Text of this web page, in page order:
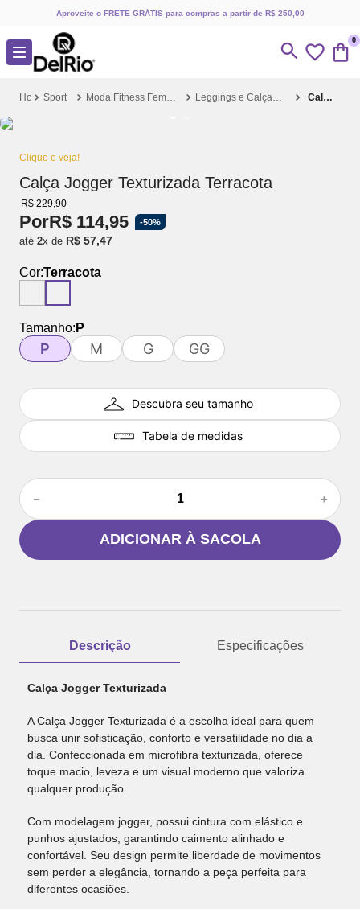
Aproveite o FRETE GRÁTIS para compras a partir de R$ 250,00
0
Sport Moda Fitness Feminina Leggings e Calças Fitness Calça Jogger Texturizada Terracota
Clique e veja!
Calça Jogger Texturizada Terracota
R$ 229,90
PorR$ 114,95 -50%
até 2x de R$ 57,47
Cor:Terracota
Tamanho: P
P M G GG
Descubra seu tamanho
Tabela de medidas
＋
－
ADICIONAR À SACOLA
Descrição Especificações
Calça Jogger Texturizada
A Calça Jogger Texturizada é a escolha ideal para quem
busca unir sofisticação, conforto e versatilidade no dia a
dia. Confeccionada em microfibra texturizada, oferece
toque macio, leveza e um visual moderno que valoriza
qualquer produção.
Com modelagem jogger, possui cintura com elástico e
punhos ajustados, garantindo caimento alinhado e
confortável. Seu design permite liberdade de movimentos
sem perder a elegância, tornando a peça perfeita para
diferentes ocasiões.